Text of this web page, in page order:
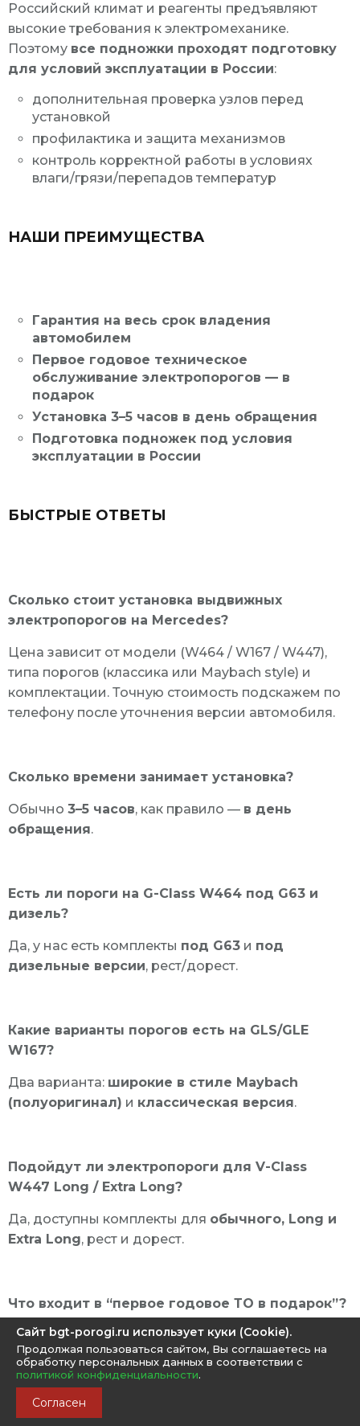
Российский климат и реагенты предъявляют
высокие требования к электромеханике.
Поэтому все подножки проходят подготовку
для условий эксплуатации в России:
дополнительная проверка узлов перед
установкой
профилактика и защита механизмов
контроль корректной работы в условиях
влаги/грязи/перепадов температур
НАШИ ПРЕИМУЩЕСТВА
Гарантия на весь срок владения
автомобилем
Первое годовое техническое
обслуживание электропорогов — в
подарок
Установка 3–5 часов в день обращения
Подготовка подножек под условия
эксплуатации в России
БЫСТРЫЕ ОТВЕТЫ
Сколько стоит установка выдвижных
электропорогов на Mercedes?
Цена зависит от модели (W464 / W167 / W447),
типа порогов (классика или Maybach style) и
комплектации. Точную стоимость подскажем по
телефону после уточнения версии автомобиля.
Сколько времени занимает установка?
Обычно 3–5 часов, как правило — в день
обращения.
Есть ли пороги на G-Class W464 под G63 и
дизель?
Да, у нас есть комплекты под G63 и под
дизельные версии, рест/дорест.
Какие варианты порогов есть на GLS/GLE
W167?
Два варианта: широкие в стиле Maybach
(полуоригинал) и классическая версия.
Подойдут ли электропороги для V-Class
W447 Long / Extra Long?
Да, доступны комплекты для обычного, Long и
Extra Long, рест и дорест.
Что входит в “первое годовое ТО в подарок”?
Проверка работы системы, диагностика, осмотр
крепежа и механизмов, профилактические
работы по регламенту.
Сайт bgt-porogi.ru использует куки (Cookie).
Продолжая пользоваться сайтом, Вы соглашаетесь на
обработку персональных данных в соответствии с
политикой конфиденциальности.
Согласен